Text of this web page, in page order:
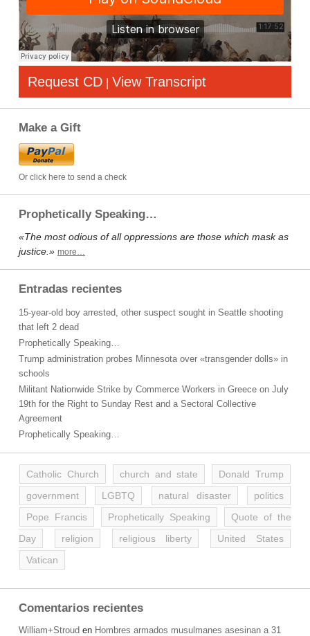
Request CD | View Transcript
Make a Gift
Or click here to send a check
Prophetically Speaking…
«The most odious of all oppressions are those which mask as
justice.» more…
Entradas recientes
15-year-old boy arrested, other suspect sought in Seattle shooting
that left 2 dead
Prophetically Speaking…
Trump administration probes Minnesota over «transgender dolls» in
schools
Militant Nationwide Strike by Commerce Workers in Greece on July
19th for the Right to Sunday Rest and a Sectoral Collective
Agreement
Prophetically Speaking…
Catholic Church church and state
Donald Trump
government
LGBTQ natural disaster
politics
Pope Francis
Prophetically Speaking
Quote of the
Day
religion religious liberty
United States
Vatican
Comentarios recientes
William+Stroud en Hombres armados musulmanes asesinan a 31